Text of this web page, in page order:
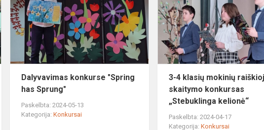
dainininkų
festivalyje
dainų...
has
Sprung"
Dalyvavimas konkurse "Spring
has Sprung"
Paskelbta: 2024-05-13
Kategorija:Konkursai
3-4 klasių mokinių
skaitymo konkursas
„Stebuklinga kelionė“
Paskelbta: 2024-04-17
Kategorija:Konkursai